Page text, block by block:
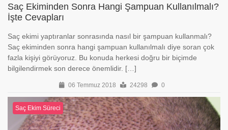
Saç Ekiminden Sonra Hangi Şampuan Kullanılmalı?
İşte Cevapları
Saç ekimi yaptıranlar sonrasında nasıl bir şampuan kullanmalı?
Saç ekiminden sonra hangi şampuan kullanılmalı diye soran çok
fazla kişiyi görüyoruz. Bu konuda herkesi doğru bir biçimde
bilgilendirmek son derece önemlidir. […]
06 Temmuz 2018 24298 0
Saç Ekim Süreci